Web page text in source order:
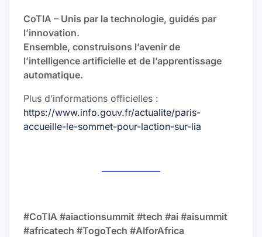
CoTIA – Unis par la technologie, guidés par
l’innovation.
Ensemble, construisons l’avenir de
l’intelligence artificielle et de l’apprentissage
automatique.
Plus d’informations officielles :
https://www.info.gouv.fr/actualite/paris-
accueille-le-sommet-pour-laction-sur-lia
#CoTIA #aiactionsummit #tech #ai #aisummit
#africatech #TogoTech #AIforAfrica